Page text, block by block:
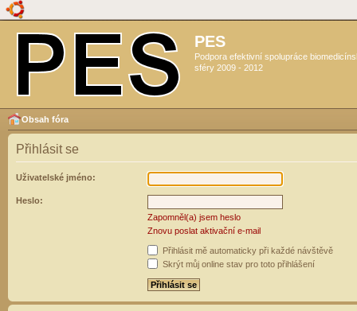
PES
Podpora efektivní spolupráce
sféry 2009 - 2012
Obsah fóra
Přihlásit se
Uživatelské jméno:
Heslo:
Zapomněl(a) jsem heslo
Znovu poslat aktivační e-mail
Přihlásit mě automaticky při každé návštěvě
Skrýt můj online stav pro toto přihlášení